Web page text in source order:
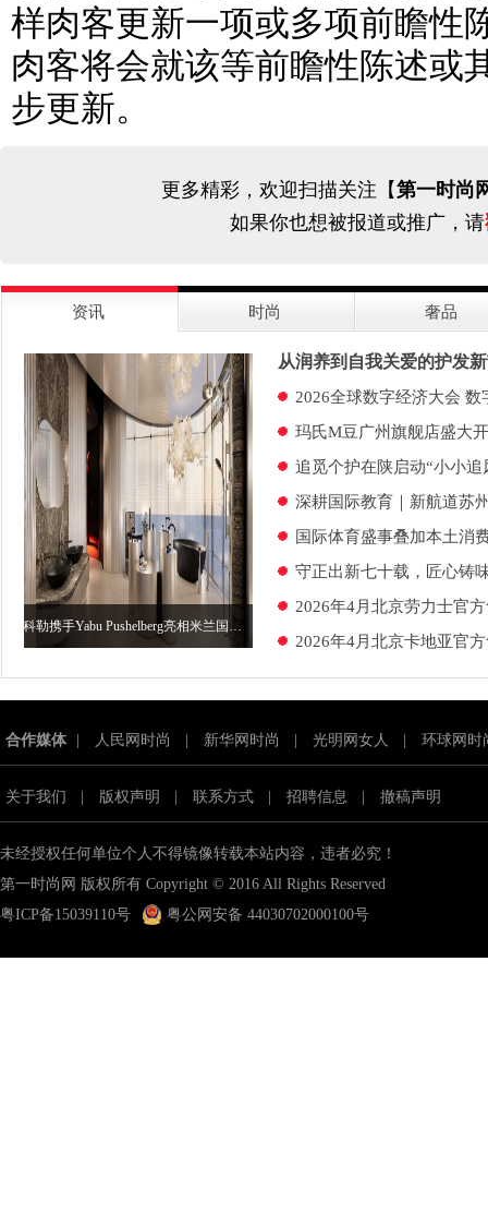
样肉客更新一项或多项前瞻性
肉客将会就该等前瞻性陈述或
步更新。
更多精彩，欢迎扫描关注【第一时尚
如果你也想被报道或推广，请
资讯 时尚 奢品
科勒携手Yabu Pushelberg亮相米兰国际家具展 打造感官之旅 探索高端生活方式
从润养到自我关爱的护发
2026全球数字经济大会
玛氏M豆广州旗舰店盛大
追觅个护在陕启动“小小
深耕国际教育｜新航道苏
国际体育盛事叠加本土消
守正出新七十载，匠心铸
2026年4月北京劳力士官
2026年4月北京卡地亚官
合作媒体 人民网时尚 新华网时尚 光明网女人 环球网时
关于我们 版权声明 联系方式 招聘信息 撤稿声明
未经授权任何单位个人不得镜像转载本站内容，违者必究！
第一时尚网 版权所有 Copyright © 2016 All Rights Reserved
粤ICP备15039110号
粤公网安备 44030702000100号